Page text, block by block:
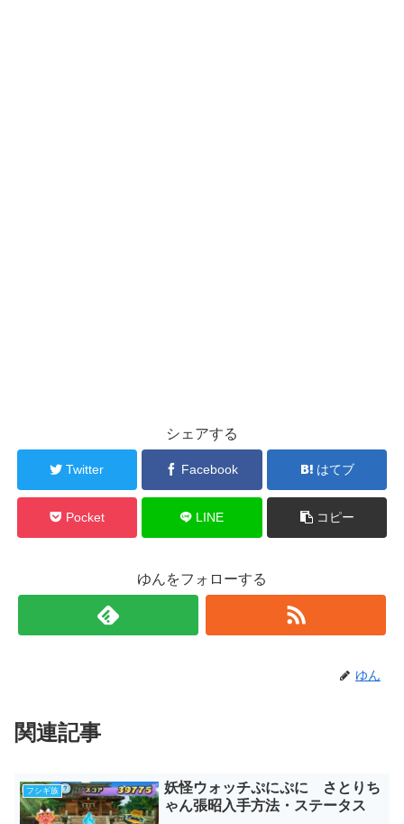
シェアする
Twitter Facebook はてブ
Pocket LINE コピー
ゆんをフォローする
ゆん
関連記事
フシギ族
妖怪ウォッチぷにぷに さとりち
ゃん張昭入手方法・ステータス